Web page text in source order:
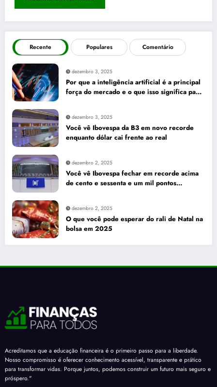
Recente Populares Comentário
dezembro 3, 2025
Por que a inteligência artificial é a principal
força do mercado e o que isso significa para
dezembro 3, 2025
Você vê Ibovespa da B3 em novo recorde
enquanto dólar cai frente ao real
dezembro 2, 2025
Você vê Ibovespa fechar em recorde acima
de cento e sessenta e um mil pontos
dezembro 2, 2025
O que você pode esperar do rali de Natal na
bolsa em 2025
Acreditamos que a educação financeira é o primeiro passo para a liberdade.
Nosso compromisso é oferecer conhecimento acessível, transparente e prático
para transformar vidas. Porque juntos, podemos construir um futuro mais seguro e
próspero."